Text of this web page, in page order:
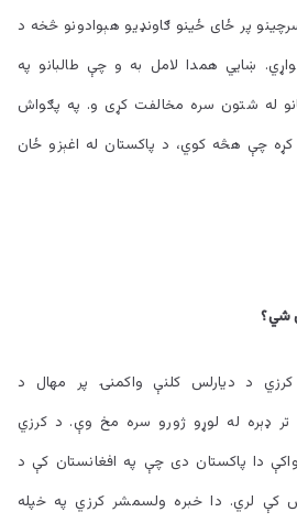
پر ځای ځینو ګاونډیو هېوادونو څخه د
ښايي همدا لامل به و چې طالبانو په
له شتون سره مخالفت کړی و. په پګواش
کړه چې هڅه کوي، د پاکستان له اغېزو ځان
شي؟
د دیارلس کلنې واکمنۍ پر مهال د
تر ډېره له لوړو ژورو سره مخ وې. د کرزي
دا پاکستان دی چې په افغانستان کې د
کې لري. دا خبره ولسمشر کرزي په خپله